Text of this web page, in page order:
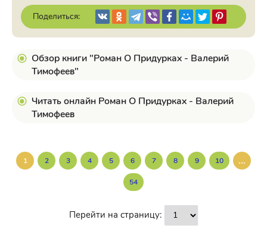
Поделиться:
Обзор книги "Роман О Придурках - Валерий
Тимофеев"
Читать онлайн Роман О Придурках - Валерий
Тимофеев
1 2 3 4 5 6 7 8 9 10 ...
54
Перейти на страницу: